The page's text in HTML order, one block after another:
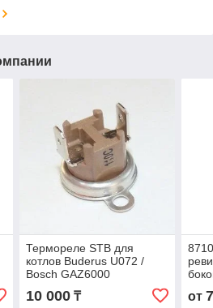
Термореле STB для
котлов Buderus U072 /
Bosch GAZ6000
10 000₸ от